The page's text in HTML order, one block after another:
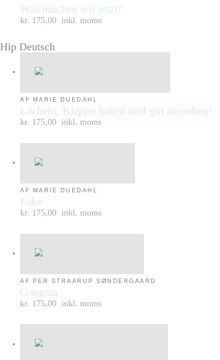
Was machen wir jetzt?
kr. 175,00 inkl. moms
Hip Deutsch
AF MARIE DUEDAHL
Lächeln, Klappe halten und gut aussehen!
kr. 175,00 inkl. moms
AF MARIE DUEDAHL
Fake
kr. 175,00 inkl. moms
AF PER STRAARUP SØNDERGAARD
Gangsta
kr. 175,00 inkl. moms